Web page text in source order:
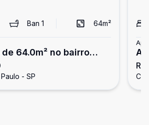
Ban 1 64m²
64.0m² no bairro
2 quartos (1 suíte),
vagas de garagem
- SP
3